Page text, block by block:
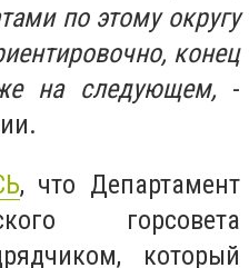
по этому округу
конец
на следующем, -
, что Департамент
горсовета
который